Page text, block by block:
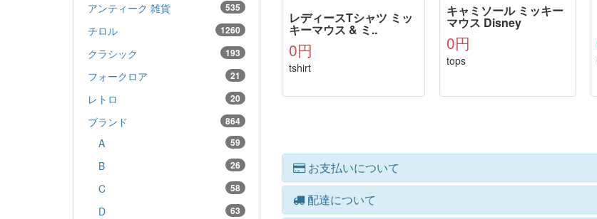
レディースTシャツ ミッ
キーマウス & ミ..
0円
tshirt
キャミソール ミッキー
マウス Disney
0円
tops
お支払いについて
配達について
アンティーク 雑貨 535
チロル 1260
クラシック 193
フォークロア 21
レトロ 20
ブランド 864
A 59
B 26
C 58
D 63